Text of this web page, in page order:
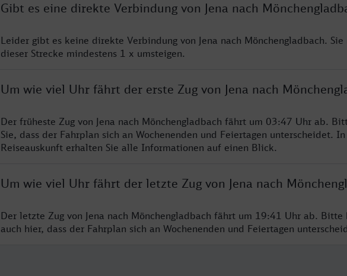
Gibt es eine direkte Verbindung von Jena nach
Leider gibt es keine direkte Verbindung von Jena nach Mönchengladbach. Sie
dieser Strecke mindestens 1 x umsteigen.
Um wie viel Uhr fährt der erste Zug von Jena nach
Der früheste Zug von Jena nach Mönchengladbach fährt um 03:47 Uhr ab.
Sie, dass der Fahrplan sich an Wochenenden und Feiertagen unterscheidet.
Reiseauskunft erhalten Sie alle Informationen auf einen Blick.
Um wie viel Uhr fährt der letzte Zug von Jena nach
Der letzte Zug von Jena nach Mönchengladbach fährt um 19:41 Uhr ab. Bitte
auch hier, dass der Fahrplan sich an Wochenenden und Feiertagen